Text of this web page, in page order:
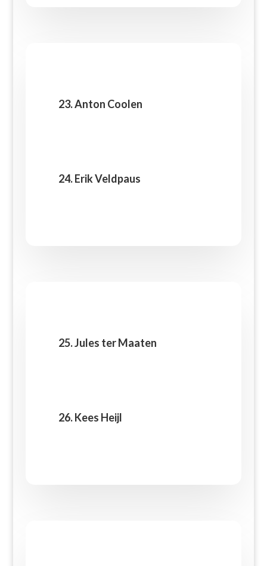
23. Anton Coolen
24. Erik Veldpaus
25. Jules ter Maaten
26. Kees Heijl